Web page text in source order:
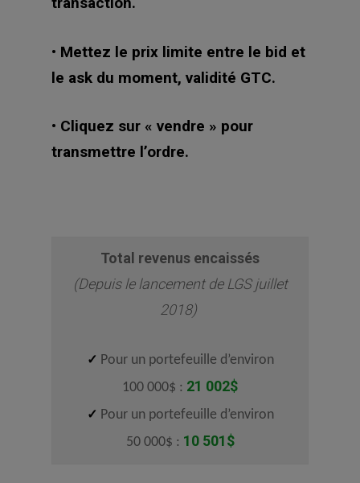
• Mettez le prix limite entre le bid et
le ask du moment, validité GTC.
• Cliquez sur « vendre » pour
transmettre l’ordre.
Total revenus encaissés
(Depuis le lancement de LGS juillet
2018)
✓ Pour un portefeuille d’environ
100 000$ : 21 002$
✓ Pour un portefeuille d’environ
50 000$ : 10 501$